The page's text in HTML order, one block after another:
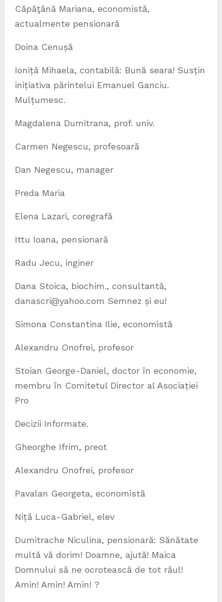
Căpăţână Mariana, economistă,
actualmente pensionară
Doina Cenușă
Ioniță Mihaela, contabilă: Bună seara! Susțin
inițiativa părintelui Emanuel Ganciu.
Mulțumesc.
Magdalena Dumitrana, prof. univ.
Carmen Negescu, profesoară
Dan Negescu, manager
Preda Maria
Elena Lazari, coregrafă
Ittu Ioana, pensionară
Radu Jecu, inginer
Dana Stoica, biochim., consultantă,
danascri@yahoo.com Semnez și eu!
Simona Constantina Ilie, economistă
Alexandru Onofrei, profesor
Stoian George-Daniel, doctor în economie,
membru în Comitetul Director al Asociației
Pro
Decizii Informate.
Gheorghe Ifrim, preot
Alexandru Onofrei, profesor
Pavalan Georgeta, economistă
Niță Luca-Gabriel, elev
Dumitrache Niculina, pensionară: Sănătate
multă vă dorim! Doamne, ajută! Maica
Domnului să ne ocrotească de tot răul!
Amin! Amin! Amin! ?